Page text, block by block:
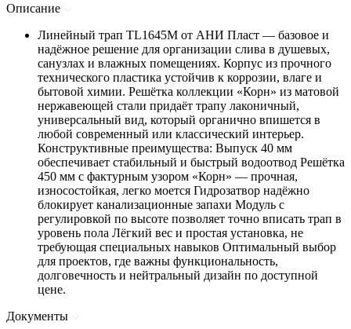
Описание
Линейный трап TL1645M от АНИ Пласт — базовое и
надёжное решение для организации слива в душевых,
санузлах и влажных помещениях. Корпус из прочного
технического пластика устойчив к коррозии, влаге и
бытовой химии. Решётка коллекции «Корн» из матовой
нержавеющей стали придаёт трапу лаконичный,
универсальный вид, который органично впишется в
любой современный или классический интерьер.
Конструктивные преимущества: Выпуск 40 мм
обеспечивает стабильный и быстрый водоотвод Решётка
450 мм с фактурным узором «Корн» — прочная,
износостойкая, легко моется Гидрозатвор надёжно
блокирует канализационные запахи Модуль с
регулировкой по высоте позволяет точно вписать трап в
уровень пола Лёгкий вес и простая установка, не
требующая специальных навыков Оптимальный выбор
для проектов, где важны функциональность,
долговечность и нейтральный дизайн по доступной
цене.
Документы